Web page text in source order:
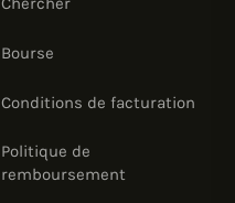
Bourse
Conditions de facturation
Politique de
remboursement